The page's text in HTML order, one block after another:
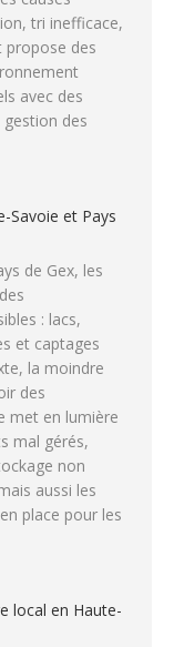
tri inefficace,
des
avec des
des
Savoie et Pays
de Gex, les
: lacs,
et captages
la moindre
des
met en lumière
mal gérés,
non
aussi les
place pour les
local en Haute-